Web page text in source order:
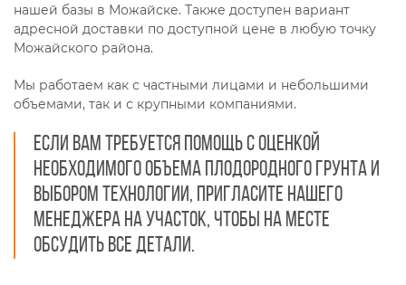
нашей базы в Можайске. Также доступен вариант
адресной доставки по доступной цене в любую точку
Можайского района.
Мы работаем как с частными лицами и небольшими
объемами, так и с крупными компаниями.
Если вам требуется помощь с оценкой
необходимого объема плодородного грунта и
выбором технологии, пригласите нашего
менеджера на участок, чтобы на месте
обсудить все детали.